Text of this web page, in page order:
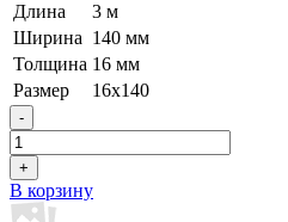
Длина
3 м
Ширина 140 мм
Толщина 16 мм
Размер
16х140
-
+
В корзину